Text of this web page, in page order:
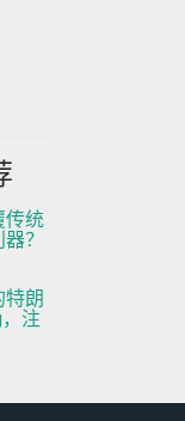
传统
？
朗
注